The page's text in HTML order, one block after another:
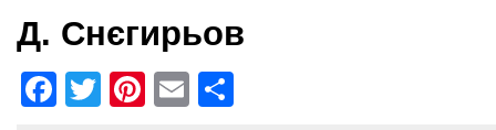
Д. Снєгирьов
F
T
Pi
E